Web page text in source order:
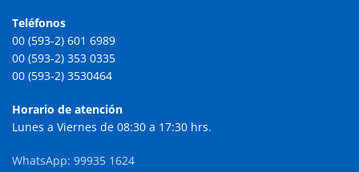
Teléfonos
00 (593-2) 601 6989
00 (593-2) 353 0335
00 (593-2) 3530464
Horario de atención
Lunes a Viernes de 08:30 a 17:30 hrs.
WhatsApp: 99935 1624